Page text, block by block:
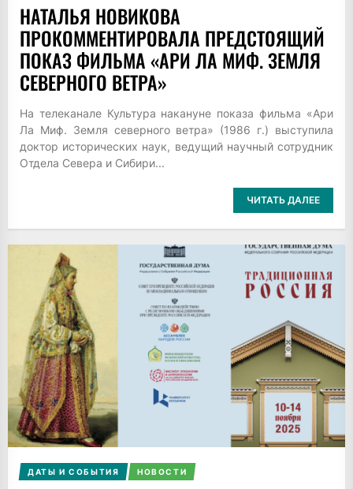
НАТАЛЬЯ НОВИКОВА
ПРОКОММЕНТИРОВАЛА ПРЕДСТОЯЩИЙ
ПОКАЗ ФИЛЬМА «АРИ ЛА МИФ. ЗЕМЛЯ
СЕВЕРНОГО ВЕТРА»
На телеканале Культура накануне показа фильма «Ари
Ла Миф. Земля северного ветра» (1986 г.) выступила
доктор исторических наук, ведущий научный сотрудник
Отдела Севера и Сибири...
ЧИТАТЬ ДАЛЕЕ
ДАТЫ И СОБЫТИЯ НОВОСТИ